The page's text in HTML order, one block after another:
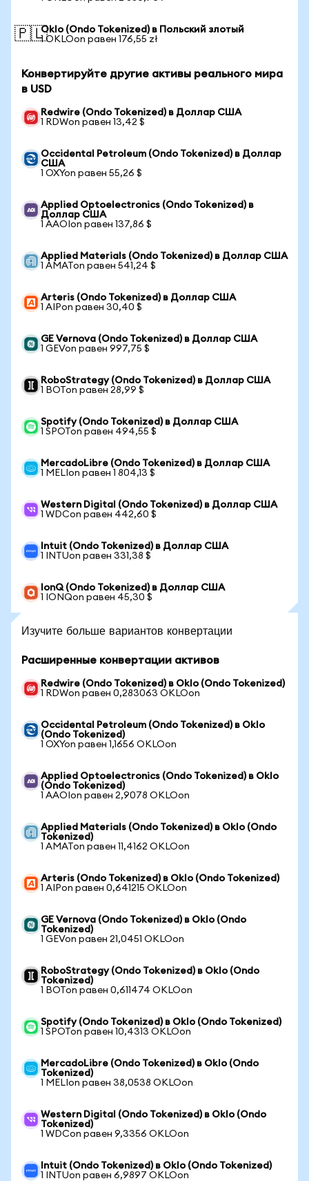
🇵🇱Oklo (Ondo Tokenized) в Польский злотый
1 OKLOon равен 176,55 zł
Конвертируйте другие активы реального мира
в USD
Redwire (Ondo Tokenized) в Доллар США
1 RDWon равен 13,42 $
Occidental Petroleum (Ondo Tokenized) в Доллар
США
1 OXYon равен 55,26 $
Applied Optoelectronics (Ondo Tokenized) в
Доллар США
1 AAOIon равен 137,86 $
Applied Materials (Ondo Tokenized) в Доллар США
1 AMATon равен 541,24 $
Arteris (Ondo Tokenized) в Доллар США
1 AIPon равен 30,40 $
GE Vernova (Ondo Tokenized) в Доллар США
1 GEVon равен 997,75 $
RoboStrategy (Ondo Tokenized) в Доллар США
1 BOTon равен 28,99 $
Spotify (Ondo Tokenized) в Доллар США
1 SPOTon равен 494,55 $
MercadoLibre (Ondo Tokenized) в Доллар США
1 MELIon равен 1 804,13 $
Western Digital (Ondo Tokenized) в Доллар США
1 WDCon равен 442,60 $
Intuit (Ondo Tokenized) в Доллар США
1 INTUon равен 331,38 $
IonQ (Ondo Tokenized) в Доллар США
1 IONQon равен 45,30 $
Изучите больше вариантов конвертации
Расширенные конвертации активов
Redwire (Ondo Tokenized) в Oklo (Ondo Tokenized)
1 RDWon равен 0,283063 OKLOon
Occidental Petroleum (Ondo Tokenized) в Oklo
(Ondo Tokenized)
1 OXYon равен 1,1656 OKLOon
Applied Optoelectronics (Ondo Tokenized) в Oklo
(Ondo Tokenized)
1 AAOIon равен 2,9078 OKLOon
Applied Materials (Ondo Tokenized) в Oklo (Ondo
Tokenized)
1 AMATon равен 11,4162 OKLOon
Arteris (Ondo Tokenized) в Oklo (Ondo Tokenized)
1 AIPon равен 0,641215 OKLOon
GE Vernova (Ondo Tokenized) в Oklo (Ondo
Tokenized)
1 GEVon равен 21,0451 OKLOon
RoboStrategy (Ondo Tokenized) в Oklo (Ondo
Tokenized)
1 BOTon равен 0,611474 OKLOon
Spotify (Ondo Tokenized) в Oklo (Ondo Tokenized)
1 SPOTon равен 10,4313 OKLOon
MercadoLibre (Ondo Tokenized) в Oklo (Ondo
Tokenized)
1 MELIon равен 38,0538 OKLOon
Western Digital (Ondo Tokenized) в Oklo (Ondo
Tokenized)
1 WDCon равен 9,3356 OKLOon
Intuit (Ondo Tokenized) в Oklo (Ondo Tokenized)
1 INTUon равен 6,9897 OKLOon